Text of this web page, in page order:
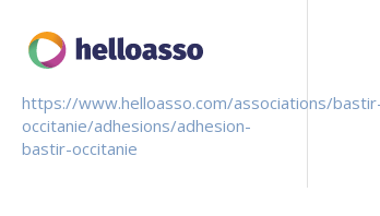
https://www.helloasso.com/associations/
occitanie/adhesions/adhesion-
bastir-occitanie